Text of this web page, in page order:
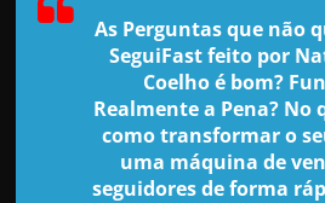
As Perguntas que não
SeguiFast feito por
Coelho é bom?
Realmente a Pena? No
como transformar o
uma máquina de
seguidores de forma